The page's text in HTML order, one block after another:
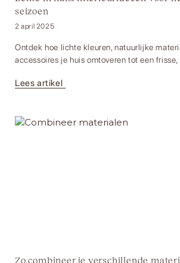
seizoen
2 april 2025
Ontdek hoe lichte kleuren, natuurlijke
accessoires je huis omtoveren tot een frisse,
Lees artikel
Zo combineer je verschillende